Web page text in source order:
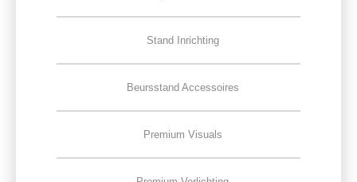
Stand Inrichting
Beursstand Accessoires
Premium Visuals